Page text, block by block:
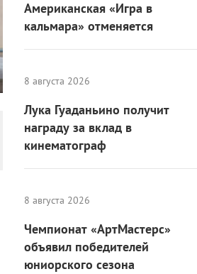
Американская «Игра в
кальмара» отменяется
8 августа 2026
Лука Гуаданьино получит
награду за вклад в
кинематограф
8 августа 2026
Чемпионат «АртМастерс»
объявил победителей
юниорского сезона